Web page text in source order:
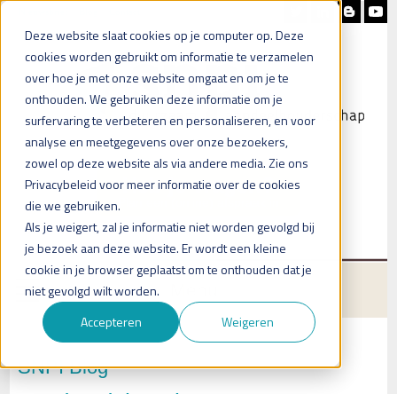
Deze website slaat cookies op je computer op. Deze
cookies worden gebruikt om informatie te verzamelen
over hoe je met onze website omgaat en om je te
onthouden. We gebruiken deze informatie om je
surfervaring te verbeteren en personaliseren, en voor
analyse en meetgegevens over onze bezoekers,
zowel op deze website als via andere media. Zie ons
Privacybeleid voor meer informatie over de cookies
die we gebruiken.
Als je weigert, zal je informatie niet worden gevolgd bij
je bezoek aan deze website. Er wordt een kleine
cookie in je browser geplaatst om te onthouden dat je
niet gevolgd wilt worden.
Accepteren
Weigeren
Heb je vragen?
SNPI Blog